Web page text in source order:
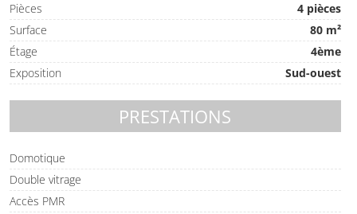
Pièces
4 pièces
Surface
80 m²
Étage
4ème
Exposition
Sud-ouest
PRESTATIONS
Domotique
Double vitrage
Accès PMR